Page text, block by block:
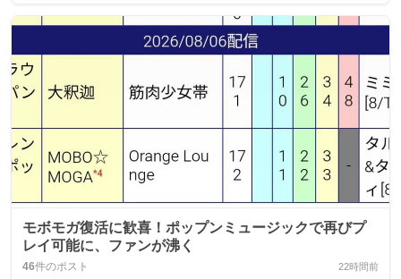
モボモガ復活に歓喜！ポップンミュージックで再びプ
レイ可能に、ファンが沸く
46件のポスト 22時間前